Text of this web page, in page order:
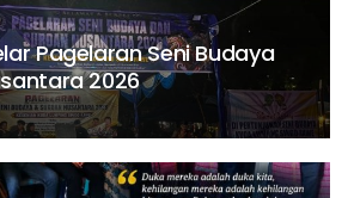
Pagelaran Seni Budaya
2026